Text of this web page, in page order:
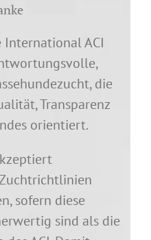
International ACI
die
Transparenz
orientiert.
sofern diese
sind als die